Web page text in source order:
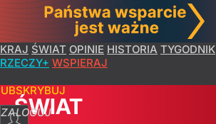
KRAJ ŚWIAT OPINIE HISTORIA TYGODNIK
RZECZY+ WSPIERAJ
ZALOGUJ
ŚWIAT